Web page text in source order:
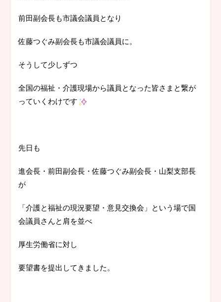
前田副会長も市議会議員となり
佐藤つぐみ副会長も市議会議員に。
そうして少しずつ
全国の福祉・介護現場から議員となった皆さまと繋が
っていくわけです
先日も
進会長・前田副会長・佐藤つぐみ副会長・山梨支部長
が
「介護と福祉の現況要望・意見交換会」という場で国
会議員さんと肩を並べ
厚生労働省に対し
要望書を提出してきました。